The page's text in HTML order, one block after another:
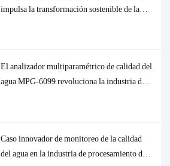
impulsa la transformación sostenible de la
El analizador multiparamétrico de calidad del
agua MPG-6099 revoluciona la industria del
Caso innovador de monitoreo de la calidad
del agua en la industria de procesamiento de